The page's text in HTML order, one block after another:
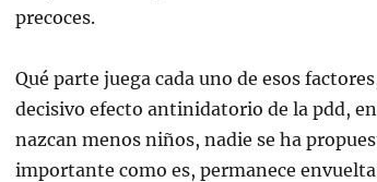
precoces.
Qué parte juega cada uno de esos
decisivo efecto antinidatorio de la pdd,
nazcan menos niños, nadie se ha
importante como es, permanece